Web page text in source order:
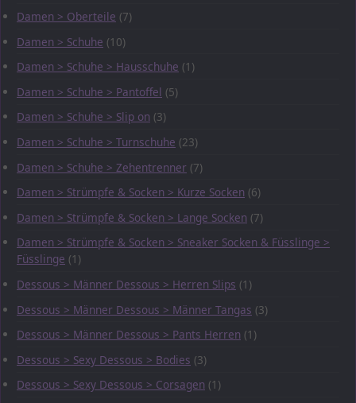
Damen > Oberteile (7)
Damen > Schuhe (10)
Damen > Schuhe > Hausschuhe (1)
Damen > Schuhe > Pantoffel (5)
Damen > Schuhe > Slip on (3)
Damen > Schuhe > Turnschuhe (23)
Damen > Schuhe > Zehentrenner (7)
Damen > Strümpfe & Socken > Kurze Socken (6)
Damen > Strümpfe & Socken > Lange Socken (7)
Damen > Strümpfe & Socken > Sneaker Socken & Füsslinge >
Füsslinge (1)
Dessous > Männer Dessous > Herren Slips (1)
Dessous > Männer Dessous > Männer Tangas (3)
Dessous > Männer Dessous > Pants Herren (1)
Dessous > Sexy Dessous > Bodies (3)
Dessous > Sexy Dessous > Corsagen (1)